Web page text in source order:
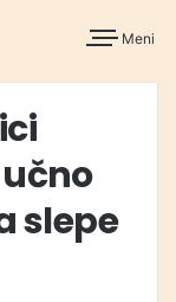
Meni
slepe